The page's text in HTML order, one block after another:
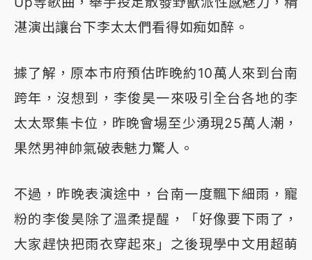
湛演出讓台下李太太們看得如痴如醉。
據了解，原本市府預估昨晚約10萬人來到台南
跨年，沒想到，李俊昊一來吸引全台各地的李
太太聚集卡位，昨晚會場至少湧現25萬人潮，
果然男神帥氣破表魅力驚人。
不過，昨晚表演途中，台南一度飄下細雨，寵
粉的李俊昊除了溫柔提醒，「好像要下雨了，
大家趕快把雨衣穿起來」之後現學中文用超萌